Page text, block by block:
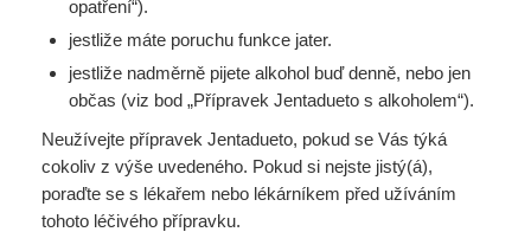
opatření“).
jestliže máte poruchu funkce jater.
jestliže nadměrně pijete alkohol buď denně, nebo jen
občas (viz bod „Přípravek Jentadueto s alkoholem“).
Neužívejte přípravek Jentadueto, pokud se Vás týká
cokoliv z výše uvedeného. Pokud si nejste jistý(á),
poraďte se s lékařem nebo lékárníkem před užíváním
tohoto léčivého přípravku.